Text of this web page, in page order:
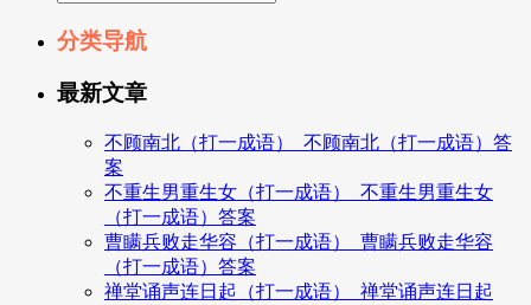
分类导航
最新文章
不顾南北（打一成语）_不顾南北（打一成语）答
案
不重生男重生女（打一成语）_不重生男重生女
（打一成语）答案
曹瞒兵败走华容（打一成语）_曹瞒兵败走华容
（打一成语）答案
禅堂诵声连日起（打一成语）_禅堂诵声连日起